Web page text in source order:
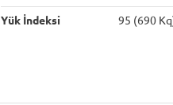
Yük İndeksi 95 (690